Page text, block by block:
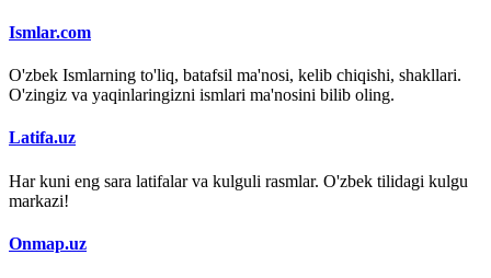
Ismlar.com
O'zbek Ismlarning to'liq, batafsil ma'nosi, kelib chiqishi, shakllari.
O'zingiz va yaqinlaringizni ismlari ma'nosini bilib oling.
Latifa.uz
Har kuni eng sara latifalar va kulguli rasmlar. O'zbek tilidagi kulgu
markazi!
Onmap.uz